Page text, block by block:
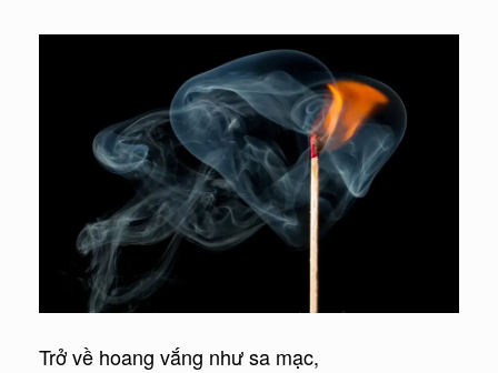
Trở về hoang vắng như sa mạc,